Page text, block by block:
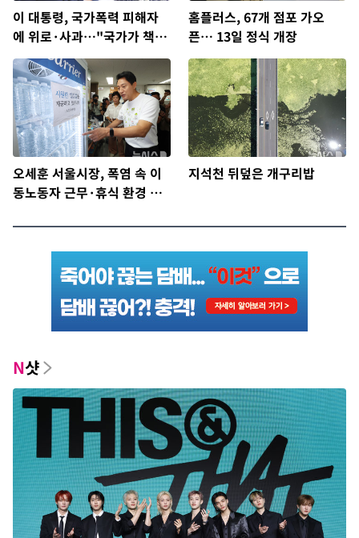
이 대통령, 국가폭력 피해자
에 위로·사과…"국가가 책임
지고 치유"
홈플러스, 67개 점포 가오
픈… 13일 정식 개장
오세훈 서울시장, 폭염 속 이
동노동자 근무·휴식 환경 점
지석천 뒤덮은 개구리밥
N샷